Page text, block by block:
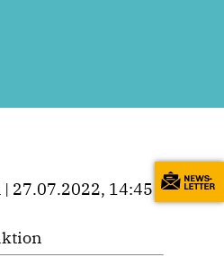
27.07.2022, 14:45